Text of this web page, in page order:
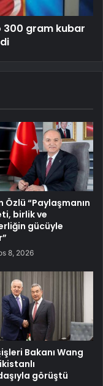
300 gram kubar
Özlü “Paylaşmanın
birlik ve
gücüyle
8, 2026
Bakanı Wang
görüştü